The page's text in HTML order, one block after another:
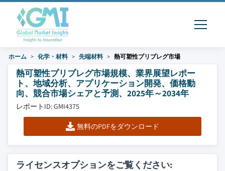
ホーム 化学・材料 先端材料 熱可塑性プリプレグ市場
熱可塑性プリプレグ市場規模、業界展望レポー
ト、地域分析、アプリケーション開発、価格動
向、競合市場シェアと予測、2025年～2034年
レポートID: GMI4375
無料のPDFをダウンロード
ライセンスオプションをご覧ください: